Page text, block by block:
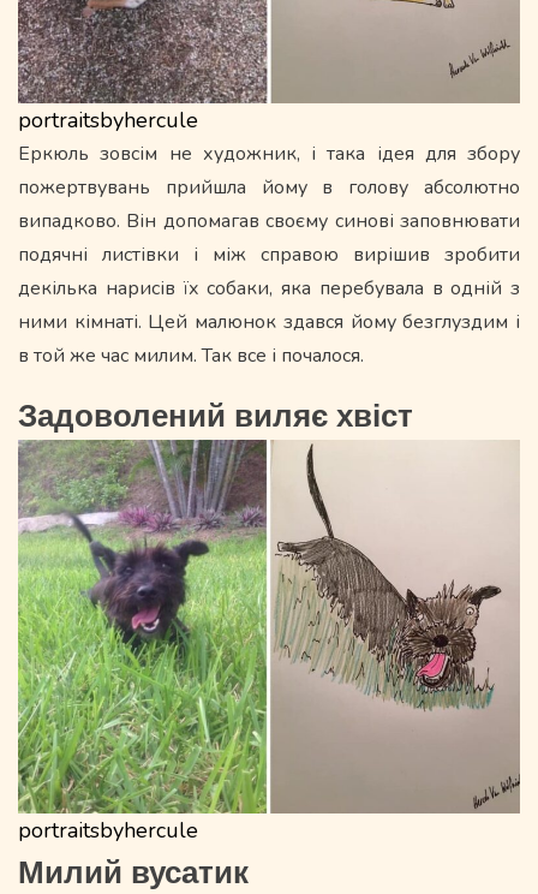
portraitsbyhercule
Еркюль зовсім не художник, і така ідея для збору
пожертвувань прийшла йому в голову абсолютно
випадково. Він допомагав своєму синові заповнювати
подячні листівки і між справою вирішив зробити
декілька нарисів їх собаки, яка перебувала в одній з
ними кімнаті. Цей малюнок здався йому безглуздим і
в той же час милим. Так все і почалося.
Задоволений виляє хвіст
portraitsbyhercule
Милий вусатик